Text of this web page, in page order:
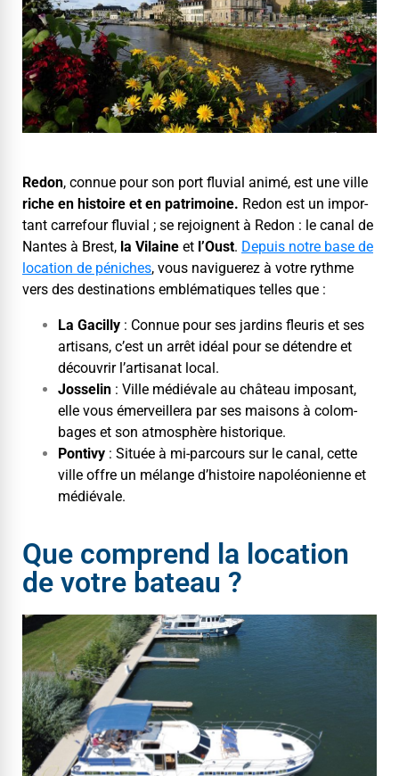
Redon, con­nue pour son port flu­vial ani­mé, est une ville
riche en his­toire et en pat­ri­moine. Redon est un impor­
tant car­refour flu­vial ; se rejoignent à Redon : le canal de
Nantes à Brest, la Vilaine et l’Oust. Depuis notre base de
loca­tion de pénich­es, vous nav­iguerez à votre rythme
vers des des­ti­na­tions emblé­ma­tiques telles que :
La Gacil­ly : Con­nue pour ses jardins fleuris et ses
arti­sans, c’est un arrêt idéal pour se déten­dre et
décou­vrir l’artisanat local.
Jos­selin : Ville médié­vale au château imposant,
elle vous émer­veillera par ses maisons à colom­
bages et son atmo­sphère historique.
Pon­tivy : Située à mi-par­cours sur le canal, cette
ville offre un mélange d’histoire napoléoni­enne et
médiévale.
Que comprend la location
de votre bateau ?